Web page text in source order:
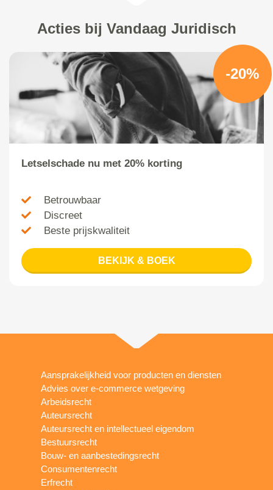
Acties bij Vandaag Juridisch
-20%
Letselschade nu met 20% korting
Betrouwbaar
Discreet
Beste prijskwaliteit
BEKIJK & BOEK
Aansprakelijkheid voor producten en diensten
Advies over e-commerce wetgeving
Arbeidsrecht
Auteursrecht
Auteursrecht en intellectueel eigendom
Bestuursrecht
Bouw- en aanbestedingsrecht
Consumentenrecht
Erfrecht